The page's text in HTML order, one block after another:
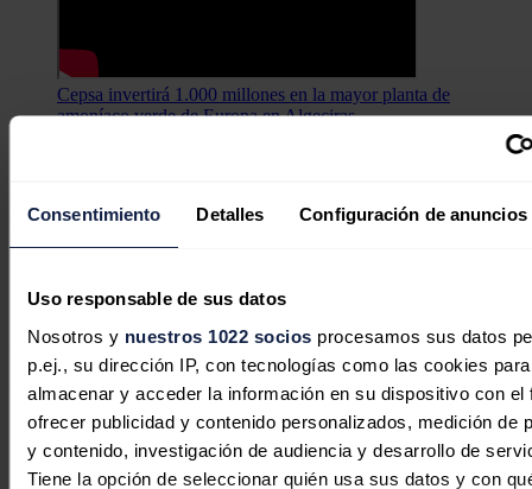
Consentimiento Detalles Configuración de anuncios
Uso responsable de sus datos
Nosotros y nuestros 1022 socios procesamos sus datos
p.ej., su dirección IP, con tecnologías como las cookies para
almacenar y acceder la información en su dispositivo con el
ofrecer publicidad y contenido personalizados, medición de
y contenido, investigación de audiencia y desarrollo de
Tiene la opción de seleccionar quién usa sus datos y con
Cepsa invertirá 1.000 millones en la mayor planta de
amoníaco verde de Europa en Algeciras
el referente mundial en su sector y lidera el giro
economía circular y no fósil.
manera, es número uno en producción de cumeno, producto
constituyen la principal materia prima para la fabricación de
plásticos de ingeniería y de las que es el segundo productor mundial.
Cepsa Química cuenta, actualmente, con más de 800 empleados y
tiene plantas en siete países (
España, Alemania, Brasil, Canadá,
China, Indonesia y Nigeria).
Noticias relacionadas